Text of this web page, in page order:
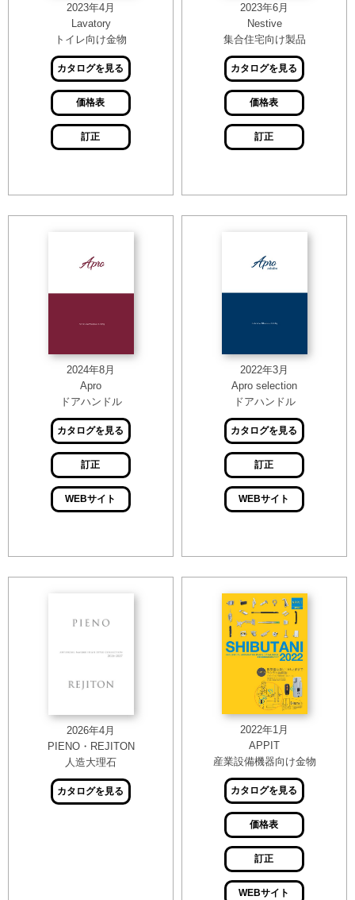
2023年4月
Lavatory
トイレ向け金物
カタログを見る
価格表
訂正
2023年6月
Nestive
集合住宅向け製品
カタログを見る
価格表
訂正
2024年8月
Apro
ドアハンドル
カタログを見る
訂正
WEBサイト
2022年3月
Apro selection
ドアハンドル
カタログを見る
訂正
WEBサイト
2026年4月
PIENO・REJITON
人造大理石
カタログを見る
2022年1月
APPIT
産業設備機器向け金物
カタログを見る
価格表
訂正
WEBサイト